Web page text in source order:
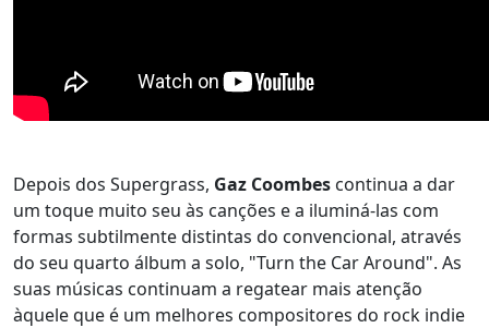
Depois dos Supergrass, Gaz Coombes continua a dar
um toque muito seu às canções e a iluminá-las com
formas subtilmente distintas do convencional, através
do seu quarto álbum a solo, "Turn the Car Around". As
suas músicas continuam a regatear mais atenção
àquele que é um melhores compositores do rock indie